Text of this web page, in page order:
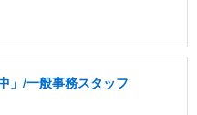
」/一般事務スタッフ